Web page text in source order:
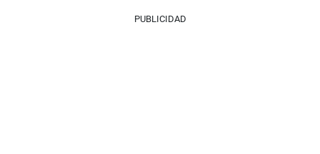
PUBLICIDAD